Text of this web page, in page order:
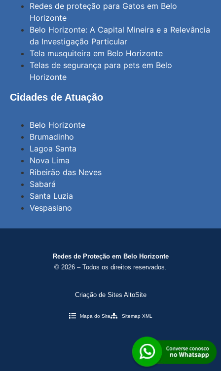
Redes de proteção para Gatos em Belo
Horizonte
Belo Horizonte: A Capital Mineira e a Relevância
da Investigação Particular
Tela musquiteira em Belo Horizonte
Telas de segurança para pets em Belo
Horizonte
Cidades de Atuação
Belo Horizonte
Brumadinho
Lagoa Santa
Nova Lima
Ribeirão das Neves
Sabará
Santa Luzia
Vespasiano
Redes de Proteção em Belo Horizonte
© 2026 – Todos os direitos reservados.
Criação de Sites AltoSite
Mapa do Site Sitemap XML